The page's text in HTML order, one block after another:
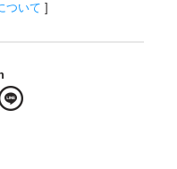
ついて ]